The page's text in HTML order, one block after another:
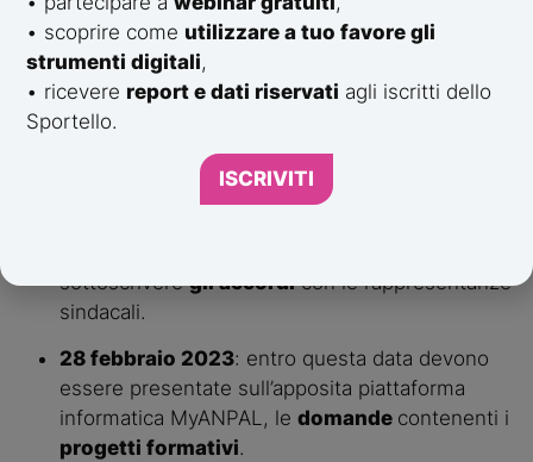
Competenze 2022
Come già accennato, Fondo Nuove Competenze ha
uno sportello agevolativo.
Le date chiave per il Fondo Nuove Competenze sono
sottoscrivere gli accordi con le rappresentanze
sindacali.
28 febbraio 2023: entro questa data devono
essere presentate sull’apposita piattaforma
informatica MyANPAL, le domande
progetti formativi.
• scoprire come utilizzare a tuo favore gli
strumenti digitali,
• ricevere report e dati riservati agli iscritti dello
Sportello.
ISCRIVITI